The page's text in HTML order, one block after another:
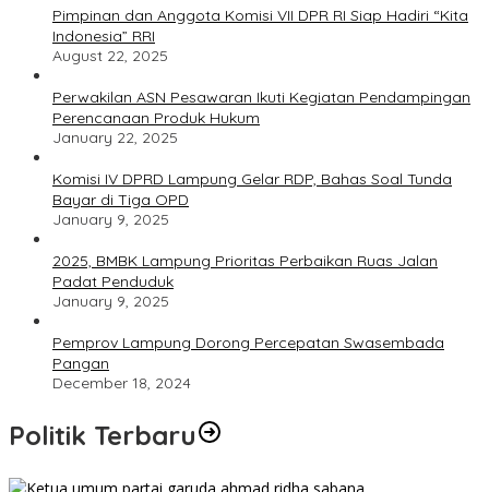
Pimpinan dan Anggota Komisi VII DPR RI Siap Hadiri “Kita
Indonesia” RRI
August 22, 2025
Perwakilan ASN Pesawaran Ikuti Kegiatan Pendampingan
Perencanaan Produk Hukum
January 22, 2025
Komisi IV DPRD Lampung Gelar RDP, Bahas Soal Tunda
Bayar di Tiga OPD
January 9, 2025
2025, BMBK Lampung Prioritas Perbaikan Ruas Jalan
Padat Penduduk
January 9, 2025
Pemprov Lampung Dorong Percepatan Swasembada
Pangan
December 18, 2024
Politik Terbaru